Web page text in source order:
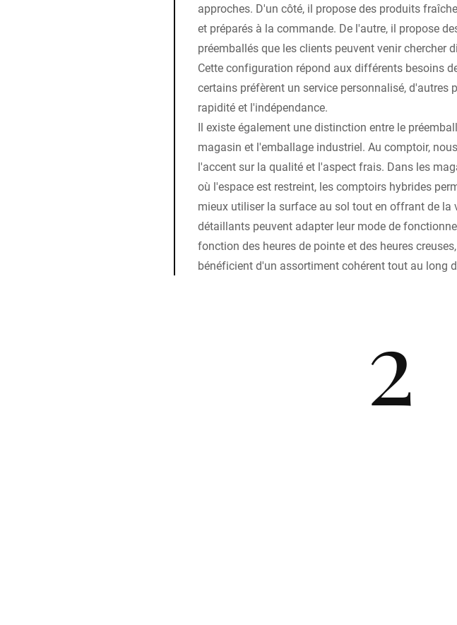
approches. D'un côté, il propose des produits
et préparés à la commande. De l'autre, il propose
préemballés que les clients peuvent venir chercher
Cette configuration répond aux différents besoins
certains préfèrent un service personnalisé, d'autres
rapidité et l'indépendance.
Il existe également une distinction entre le
magasin et l'emballage industriel. Au comptoir,
l'accent sur la qualité et l'aspect frais. Dans les
où l'espace est restreint, les comptoirs hybrides
mieux utiliser la surface au sol tout en offrant de la
détaillants peuvent adapter leur mode de
fonction des heures de pointe et des heures
bénéficient d'un assortiment cohérent tout au long
2